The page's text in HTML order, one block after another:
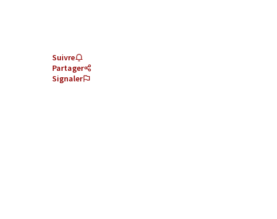
Suivre
Partager
Signaler